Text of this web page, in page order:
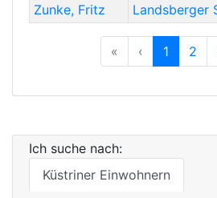
Zunke, Fritz Landsberger
« Previous
‹ Previous
1 2
Ich suche nach:
Küstriner Einwohnern